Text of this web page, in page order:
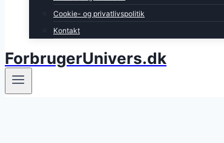
Cookie- og privatlivspolitik
Kontakt
ForbrugerUnivers.dk